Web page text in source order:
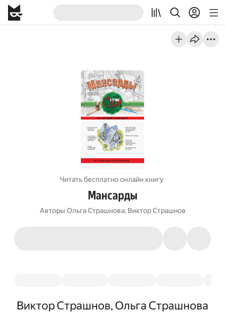
Читать бесплатно онлайн книгу
Мансарды
Авторы Ольга Страшнова, Виктор Страшнов
Виктор Страшнов, Ольга Страшнова